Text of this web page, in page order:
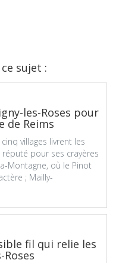
sujet :
les-Roses pour
de Reims
villages livrent les
pour ses crayères
Montagne, où le Pinot
; Mailly-
fil qui relie les